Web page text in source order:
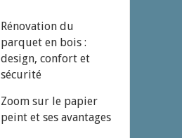
Rénovation du
parquet en bois :
design, confort et
sécurité
Zoom sur le papier
peint et ses avantages